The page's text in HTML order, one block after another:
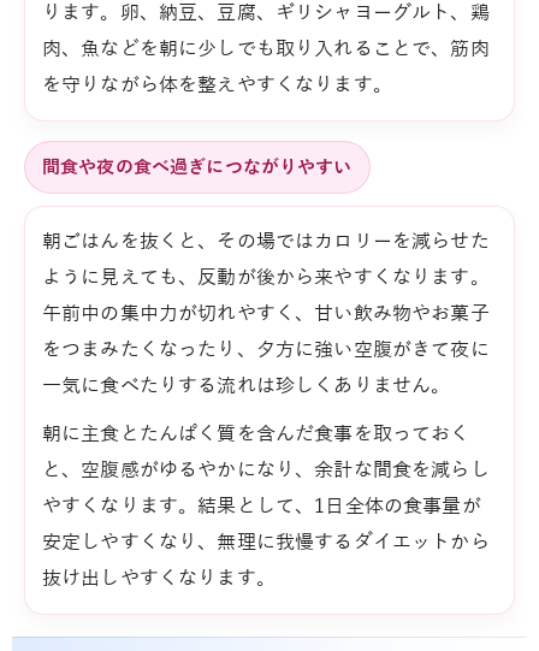
ります。卵、納豆、豆腐、ギリシャヨーグルト、鶏
肉、魚などを朝に少しでも取り入れることで、筋肉
を守りながら体を整えやすくなります。
間食や夜の食べ過ぎにつながりやすい
朝ごはんを抜くと、その場ではカロリーを減らせた
ように見えても、反動が後から来やすくなります。
午前中の集中力が切れやすく、甘い飲み物やお菓子
をつまみたくなったり、夕方に強い空腹がきて夜に
一気に食べたりする流れは珍しくありません。
朝に主食とたんぱく質を含んだ食事を取っておく
と、空腹感がゆるやかになり、余計な間食を減らし
やすくなります。結果として、1日全体の食事量が
安定しやすくなり、無理に我慢するダイエットから
抜け出しやすくなります。